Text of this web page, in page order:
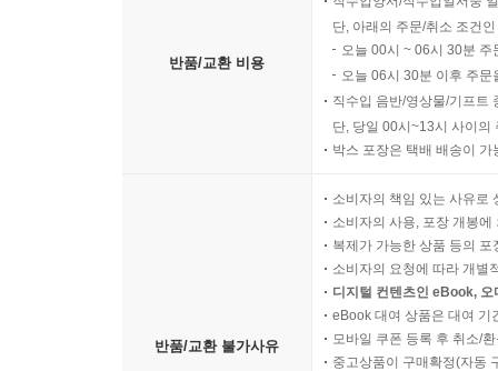
반품/교환 비용
단, 아래의 주문/취소 조건
오늘 00시 ~ 06시 30분
오늘 06시 30분 이후 주
직수입 음반/영상물/기프트
단, 당일 00시~13시 사이의
박스 포장은 택배 배송이
반품/교환 불가사유
소비자의 책임 있는 사유로
소비자의 사용, 포장 개봉
복제가 가능한 상품 등의
소비자의 요청에 따라 개별
디지털 컨텐츠인 eBook,
eBook 대여 상품은 대여 기
모바일 쿠폰 등록 후 취소/
중고상품이 구매확정(자동